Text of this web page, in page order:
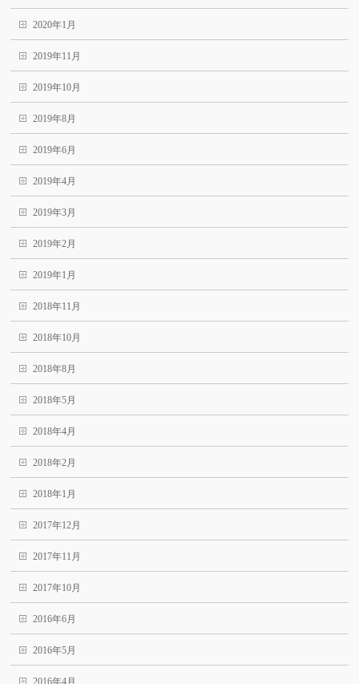
2020年1月
2019年11月
2019年10月
2019年8月
2019年6月
2019年4月
2019年3月
2019年2月
2019年1月
2018年11月
2018年10月
2018年8月
2018年5月
2018年4月
2018年2月
2018年1月
2017年12月
2017年11月
2017年10月
2016年6月
2016年5月
2016年4月